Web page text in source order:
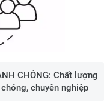
CHÓNG: Chất lượng
chuyên nghiệp